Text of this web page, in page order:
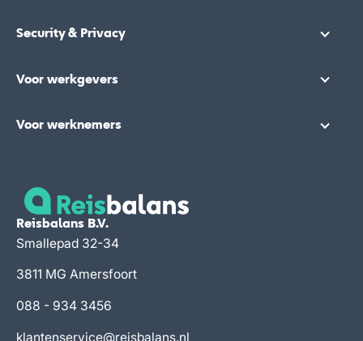
Security & Privacy
Voor werkgevers
Voor werknemers
Reisbalans B.V.
Smallepad 32-34
088 - 934 3456
3811 MG Amersfoort
klantenservice@reisbalans.nl